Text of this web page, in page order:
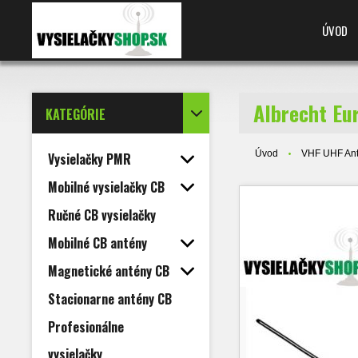
ÚVOD
KATEGÓRIE
Vysielačky PMR
Mobilné vysielačky CB
Ručné CB vysielačky
Mobilné CB antény
Magnetické antény CB
Stacionarne antény CB
Profesionálne
vysielačky
Albrecht
Úvod VHF UHF